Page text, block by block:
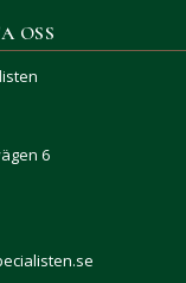
OSS
6